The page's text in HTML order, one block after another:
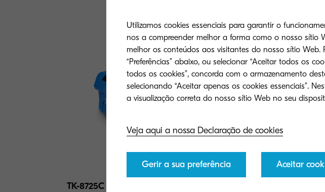
TK-8725C
Utilizamos cookies essenciais para garantir o
nos a compreender melhor a forma como o nosso sítio
melhor os conteúdos aos visitantes do nosso sítio Web.
“Preferências” abaixo, ou selecionar “Aceitar todos os
todos os cookies”, concorda com o armazenamento
selecionando “Aceitar apenas os cookies essenciais”.
Veja aqui a nossa Declaração de cookies
Gerir a sua preferência Aceitar